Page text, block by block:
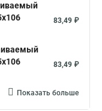
83,49 ₽
83,49 ₽
Показать больше